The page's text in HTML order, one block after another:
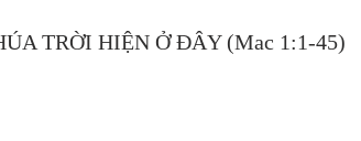
TRỜI HIỆN Ở ĐÂY (Mac 1:1-45)